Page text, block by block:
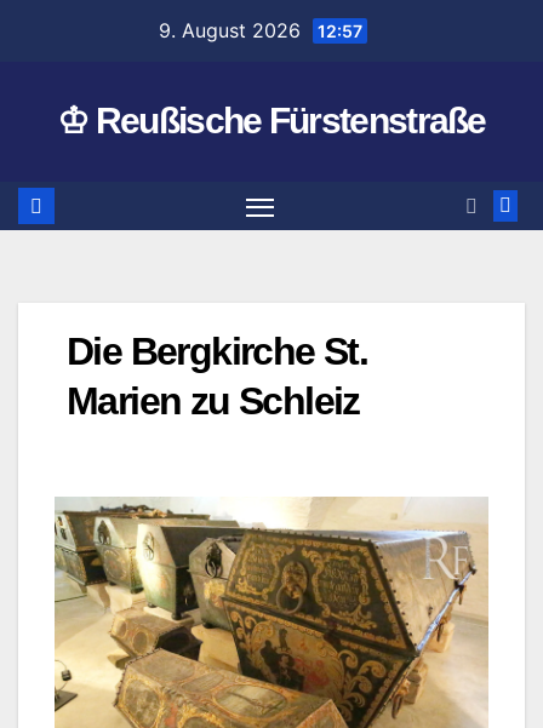
9. August 2026 12:57
♔ Reußische Fürstenstraße
Die Bergkirche St.
Marien zu Schleiz